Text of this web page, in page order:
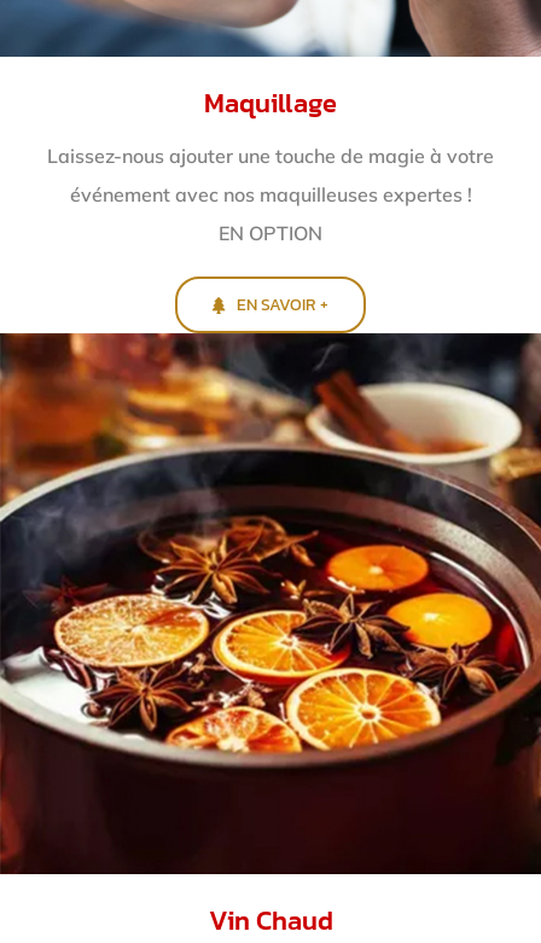
Maquillage
Laissez-nous ajouter une touche de magie à votre
événement avec nos maquilleuses expertes !
EN OPTION
EN SAVOIR +
Vin Chaud